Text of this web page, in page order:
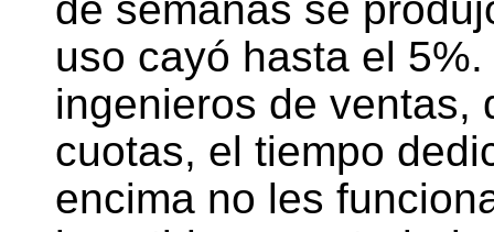
uso cayó hasta el
ingenieros de ventas,
cuotas, el tiempo
encima no les